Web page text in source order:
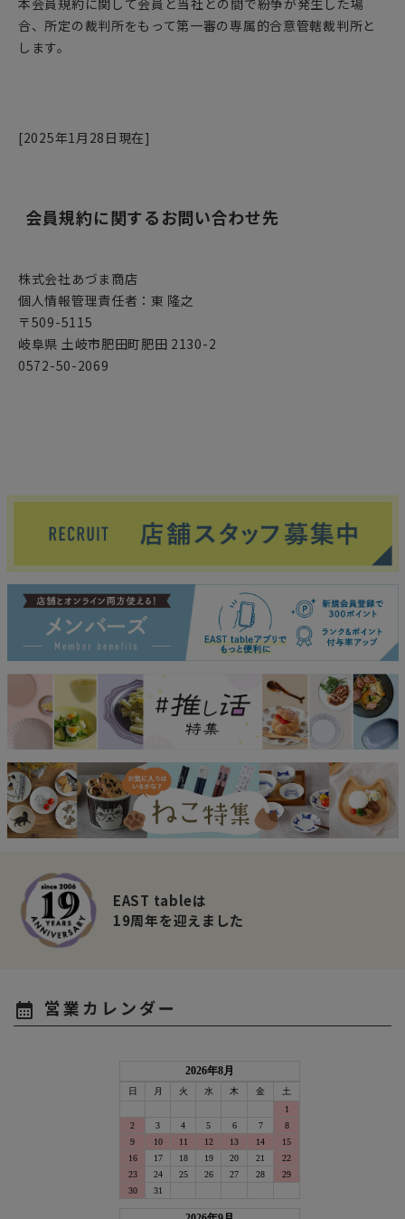
本会員規約に関して会員と当社との間で紛争が発生した場
合、所定の裁判所をもって第一審の専属的合意管轄裁判所と
します。
[2025年1月28日現在]
会員規約に関するお問い合わせ先
株式会社あづま商店
個人情報管理責任者：東 隆之
509-5115
岐阜県 土岐市肥田町肥田 2130-2
0572-50-2069
EAST tableは
19周年を迎えました
calendar_month 営業カレンダー